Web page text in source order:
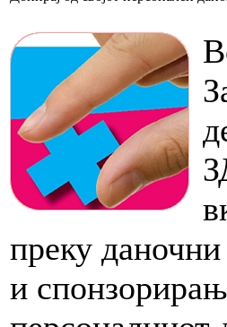
преку
и